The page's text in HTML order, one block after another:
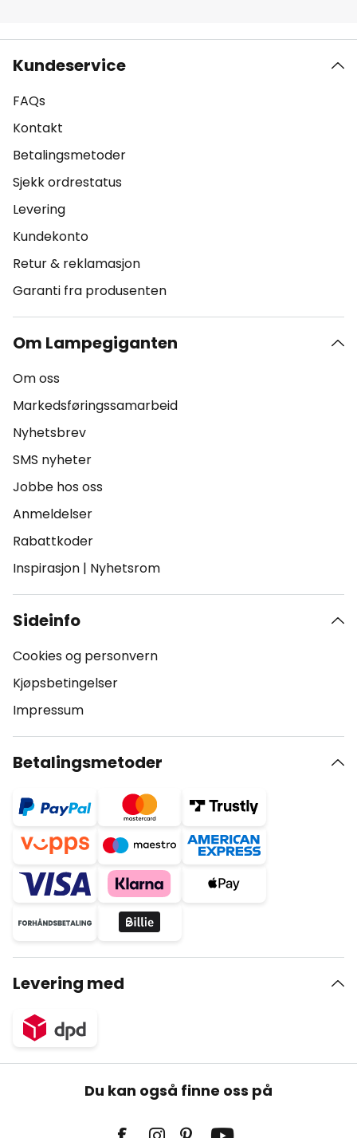
Kundeservice
FAQs
Kontakt
Betalingsmetoder
Sjekk ordrestatus
Levering
Kundekonto
Retur & reklamasjon
Garanti fra produsenten
Om Lampegiganten
Om oss
Markedsføringssamarbeid
Nyhetsbrev
SMS nyheter
Jobbe hos oss
Anmeldelser
Rabattkoder
Inspirasjon | Nyhetsrom
Sideinfo
Cookies og personvern
Kjøpsbetingelser
Impressum
Betalingsmetoder
Levering med
Du kan også finne oss på